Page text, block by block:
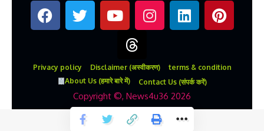
Privacy policy Disclaimer (अस्वीकरण)
terms & condition
About Us (हमारे बारे में)
Contact Us (संपर्क करें)
Copyright ©, News4u36 2026